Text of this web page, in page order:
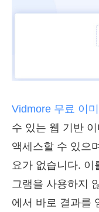
Vidmore 무료 이
수 있는 웹 기반
액세스할 수 있으
요가 없습니다. 이
그램을 사용하지
에서 바로 결과를